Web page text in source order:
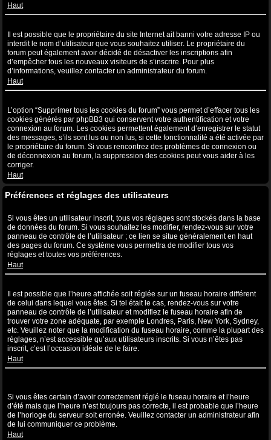
Haut
Il est possible que le propriétaire du site Internet ait banni votre adresse IP ou
interdit le nom d’utilisateur que vous souhaitez utiliser. Le propriétaire du
forum peut également avoir décidé de désactiver les inscriptions afin
d’empêcher tous les nouveaux visiteurs de s’inscrire. Pour plus
d’informations, veuillez contacter un administrateur du forum.
Haut
L’option “Supprimer tous les cookies du forum” vous permet d’effacer tous les
cookies générés par phpBB3 qui conservent votre authentification et votre
connexion au forum. Les cookies permettent également d’enregistrer le statut
des messages, s’ils sont lus ou non lus, si cette fonctionnalité a été activée par
le propriétaire du forum. Si vous rencontrez des problèmes de connexion ou
de déconnexion au forum, la suppression des cookies peut vous aider à les
corriger.
Haut
Préférences et réglages des utilisateurs
Si vous êtes un utilisateur inscrit, tous vos réglages sont stockés dans la base
de données du forum. Si vous souhaitez les modifier, rendez-vous sur votre
panneau de contrôle de l’utilisateur ; ce lien se situe généralement en haut
des pages du forum. Ce système vous permettra de modifier tous vos
réglages et toutes vos préférences.
Haut
Il est possible que l’heure affichée soit réglée sur un fuseau horaire différent
de celui dans lequel vous êtes. Si tel était le cas, rendez-vous sur votre
panneau de contrôle de l’utilisateur et modifiez le fuseau horaire afin de
trouver votre zone adéquate, par exemple Londres, Paris, New York, Sydney,
etc. Veuillez noter que la modification du fuseau horaire, comme la plupart des
réglages, n’est accessible qu’aux utilisateurs inscrits. Si vous n’êtes pas
inscrit, c’est l’occasion idéale de le faire.
Haut
Si vous êtes certain d’avoir correctement réglé le fuseau horaire et l’heure
d’été mais que l’heure n’est toujours pas correcte, il est probable que l’heure
de l’horloge du serveur soit erronée. Veuillez contacter un administrateur afin
de lui communiquer ce problème.
Haut